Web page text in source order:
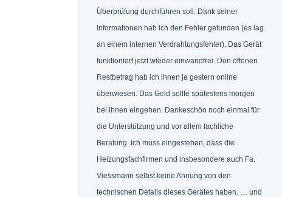
Überprüfung durchführen soll. Dank seiner
Informationen hab ich den Fehler gefunden (es lag
an einem internen Verdrahtungsfehler). Das Gerät
funktioniert jetzt wieder einwandfrei. Den offenen
Restbetrag hab ich ihnen ja gestern online
überwiesen. Das Geld sollte spätestens morgen
bei ihnen eingehen. Dankeschön noch einmal für
die Unterstützung und vor allem fachliche
Beratung. Ich muss eingestehen, dass die
Heizungsfachfirmen und insbesondere auch Fa.
Viessmann selbst keine Ahnung von den
technischen Details dieses Gerätes haben. … und